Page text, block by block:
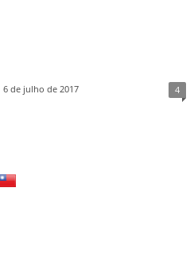
6 de julho de 2017 4